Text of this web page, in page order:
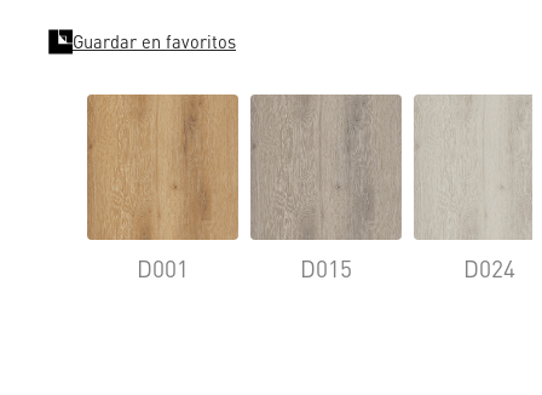
Guardar en favoritos
D001 D015 D024